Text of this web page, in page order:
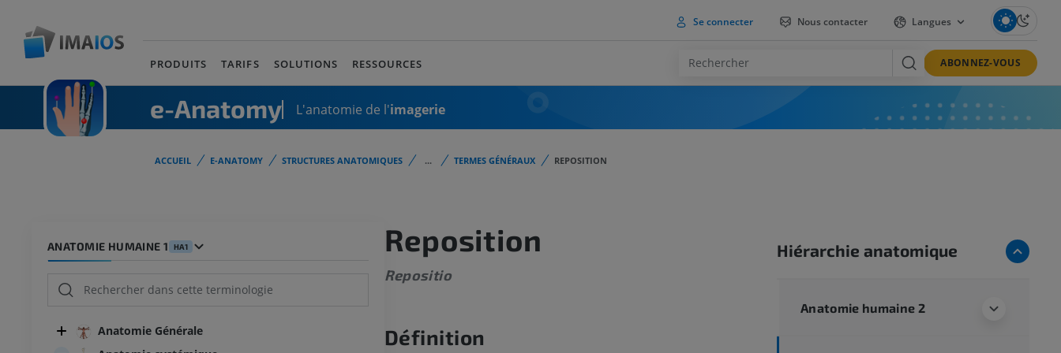
Se connecter Nous contacter Langues
PRODUITS TARIFS SOLUTIONS RESSOURCES ABONNEZ-VOUS
e-Anatomy L'anatomie de l'imagerie
ACCUEIL E-ANATOMY STRUCTURES ANATOMIQUES ... TERMES GÉNÉRAUX REPOSITION
ANATOMIE HUMAINE 1 HA1
Anatomie Générale
Reposition
Repositio
Définition
Hiérarchie anatomique
Anatomie humaine 2